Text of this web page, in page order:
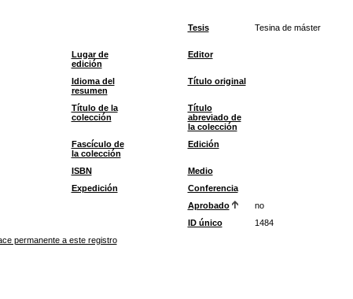
Tesis Tesina de máster
Lugar de
edición
Editor
Idioma del
resumen
Título original
Título de la
colección
Título
abreviado de
la colección
Fascículo de
la colección
Edición
ISBN
Medio
Expedición
Conferencia
Aprobado
no
ID único
1484
permanente a este registro